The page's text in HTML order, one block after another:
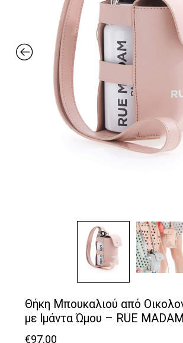
Θήκη Μπουκαλιού από
με Ιμάντα Ώμου – RUE
€97.00